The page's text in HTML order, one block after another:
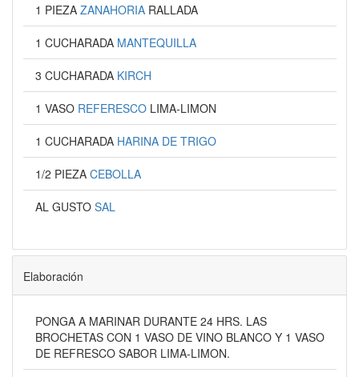
1 PIEZA ZANAHORIA RALLADA
1 CUCHARADA MANTEQUILLA
3 CUCHARADA KIRCH
1 VASO REFERESCO LIMA-LIMON
1 CUCHARADA HARINA DE TRIGO
1/2 PIEZA CEBOLLA
AL GUSTO SAL
Elaboración
PONGA A MARINAR DURANTE 24 HRS. LAS
BROCHETAS CON 1 VASO DE VINO BLANCO Y 1 VASO
DE REFRESCO SABOR LIMA-LIMON.